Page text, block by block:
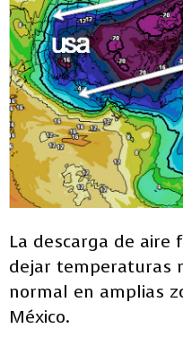
La descarga de aire
dejar temperaturas
normal en amplias
México.